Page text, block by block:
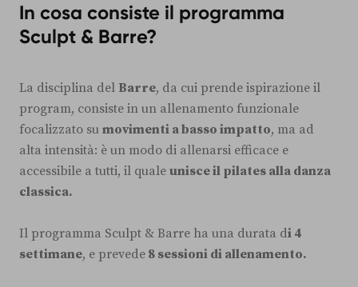
In cosa consiste il programma
Sculpt & Barre?
La disciplina del Barre, da cui prende ispirazione il
program, consiste in un allenamento funzionale
focalizzato su movimenti a basso impatto, ma ad
alta intensità: è un modo di allenarsi efficace e
accessibile a tutti, il quale unisce il pilates alla danza
classica.
Il programma Sculpt & Barre ha una durata di 4
settimane, e prevede 8 sessioni di allenamento.